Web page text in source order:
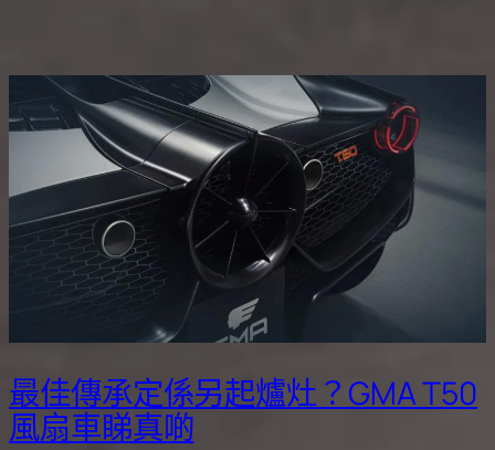
最佳傳承定係另起爐灶？GMA T50
風扇車睇真啲